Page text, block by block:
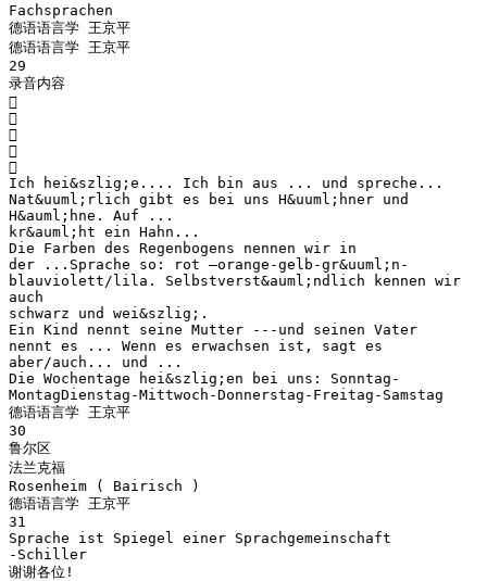
Fachsprachen
德语语言学 王京平
德语语言学 王京平
29
录音内容





Ich hei&szlig;e.... Ich bin aus ... und spreche...
Nat&uuml;rlich gibt es bei uns H&uuml;hner und
H&auml;hne. Auf ...
kr&auml;ht ein Hahn...
Die Farben des Regenbogens nennen wir in
der ...Sprache so: rot –orange-gelb-gr&uuml;n-
blauviolett/lila. Selbstverst&auml;ndlich kennen wir
auch
schwarz und wei&szlig;.
Ein Kind nennt seine Mutter ---und seinen Vater
nennt es ... Wenn es erwachsen ist, sagt es
aber/auch... und ...
Die Wochentage hei&szlig;en bei uns: Sonntag-
MontagDienstag-Mittwoch-Donnerstag-Freitag-Samstag
德语语言学 王京平
30
鲁尔区
法兰克福
Rosenheim ( Bairisch )
德语语言学 王京平
31
Sprache ist Spiegel einer Sprachgemeinschaft
-Schiller
谢谢各位!